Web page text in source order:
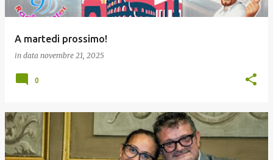
A martedi prossimo!
in data novembre 21, 2025
0